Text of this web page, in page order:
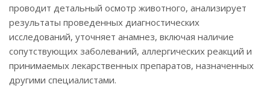
проводит детальный осмотр животного, анализирует
результаты проведенных диагностических
исследований, уточняет анамнез, включая наличие
сопутствующих заболеваний, аллергических реакций и
принимаемых лекарственных препаратов, назначенных
другими специалистами.